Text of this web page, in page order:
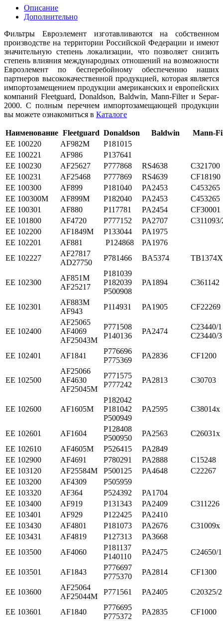
Описание
Дополнительно
Фильтры Евроэлемент изготавливаются на собственном
производстве на территории Российской Федерации и имеют
значительную степень локализации, что позволяет снизить
степень влияния международных отношений на возможности
Евроэлемент по бесперебойному обеспечению наших
партнеров высококачественной продукцией, которая является
импортозамещением продукции американских и европейских
компаний Fleetguard, Donaldson, Baldwin, Mann-Filter и Separ-
2000. С полным перечнем импортозамещающей продукции
вы можете ознакомиться в Каталоге
Наименование Fleetguard Donaldson Baldwin
Mann-
ЕЕ 100220
AF982M
P181015
ЕЕ 100221
AF986
P137641
ЕЕ 100230
AF25627 P777868 RS4638
C321700
ЕЕ 100231
AF25468 P777869 RS4639
CF18190
ЕЕ 100300
AF899 P181040 PA2453
C453265
ЕЕ 100300М
AF899M P182040 PA2453
C453265
ЕЕ 100301
AF880 P117781 PA2454
CF30001
ЕЕ 101800
AF4720 P777152 PA2707
С311093/
ЕЕ 102200
AF1849M P133044
PA1975
ЕЕ 102201
AF881 P124868
PA1976
ЕЕ 102227
AF27817
AD27750
P781466 BA5374 TB1374X
ЕЕ 102300
AF851M
AF25217
P181039
P182039
P500908
PA1894 C361142
ЕЕ 102301
AF883M
AF943
P114931 PA1905 CF22269
ЕЕ 102400
AF25065
AF4069
AF25043M
P771508
P140136
PA2474
C23440/1
C23440/3
ЕЕ 102401 AF1841
P776696
P775369
PA2836 CF1200
ЕЕ 102500
AF25066
AF4630
AF25045M
P771575
P777242
PA2813 C30703
ЕЕ 102600 AF1605M
P182042
P181042
P500949
PA2595 C38014x
ЕЕ 102601 AF1604
P128408
P500950
PA2563
C26031x
ЕЕ 102610
AF4605M P526415
PA2849
ЕЕ 102900
AF4691 P780291 PA2888
C15248
ЕЕ 103120
AF25584M P500125 PA4648
C22267
ЕЕ 103200
AF4309
P505959
ЕЕ 103320
AF364 P524392
PA1704
ЕЕ 103400
AF919 P131343 PA2409
C311226
ЕЕ 103401
AF929 P122425
PA2410
ЕЕ 103430
AF4801 P181073 PA2676
C31009x
ЕЕ 103431
AF4819 P127313
PA3668
ЕЕ 103500
AF4060
P181137
P140110
PA2475 C24650/1
ЕЕ 103501 AF1843
P776697
P775370
PA2814 CF1300
ЕЕ 103600
AF25064
AF25044M
P771561 PA2405 C20325/2
ЕЕ 103601 AF1840
P776695
P775372
PA2835 CF1000